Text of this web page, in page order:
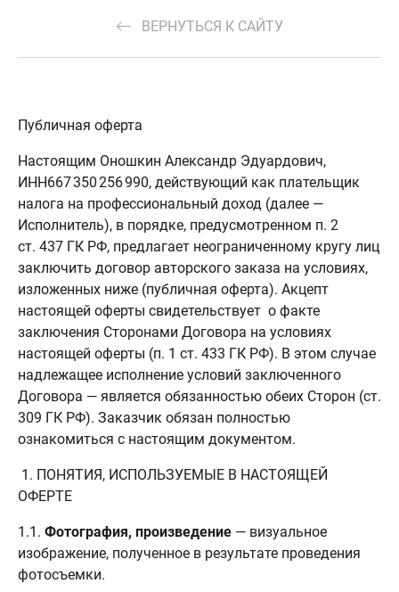
ВЕРНУТЬСЯ К САЙТУ
Публичная оферта
Настоящим Оношкин Александр Эдуардович,
ИНН667 350 256 990, действующий как плательщик
налога на профессиональный доход (далее —
Исполнитель), в порядке, предусмотренном п. 2
ст. 437 ГК РФ, предлагает неограниченному кругу лиц
заключить договор авторского заказа на условиях,
изложенных ниже (публичная оферта). Акцепт
настоящей оферты свидетельствует о факте
заключения Сторонами Договора на условиях
настоящей оферты (п. 1 ст. 433 ГК РФ). В этом случае
надлежащее исполнение условий заключенного
Договора — является обязанностью обеих Сторон (ст.
309 ГК РФ). Заказчик обязан полностью
ознакомиться с настоящим документом.
1. ПОНЯТИЯ, ИСПОЛЬЗУЕМЫЕ В НАСТОЯЩЕЙ
ОФЕРТЕ
1.1. Фотография, произведение — визуальное
изображение, полученное в результате проведения
фотосъемки.